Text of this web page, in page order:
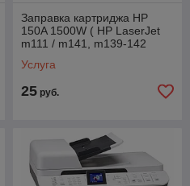
Заправка картриджа HP
150A 1500W ( HP LaserJet
m111 / m141, m139-142
Услуга
25 руб.